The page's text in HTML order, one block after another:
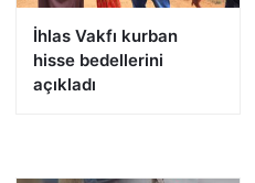
İhlas Vakfı kurban
hisse bedellerini
açıkladı